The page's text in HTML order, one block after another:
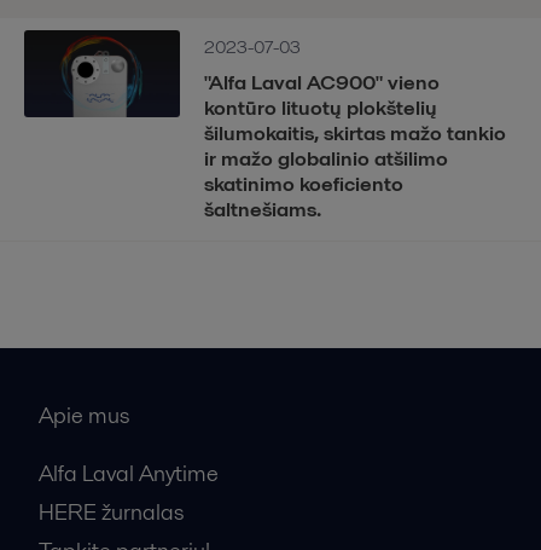
2023-07-03
"Alfa Laval AC900" vieno
kontūro lituotų plokštelių
šilumokaitis, skirtas mažo tankio
ir mažo globalinio atšilimo
skatinimo koeficiento
šaltnešiams.
Apie mus
Alfa Laval Anytime
HERE žurnalas